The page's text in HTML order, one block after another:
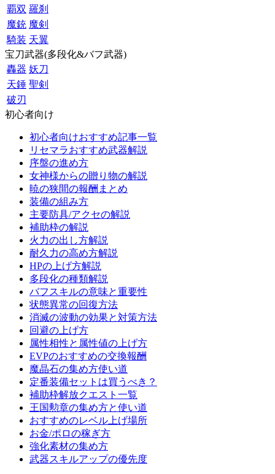
覇双 羅刹
魔銃 魔剣
騎装 天翼
宝刀武器(多段化&バフ武器)
轟器 妖刀
天錘 聖剣
破刃
初心者向け
初心者向けおすすめ記事一覧
リセマラおすすめ武器解説
序盤の進め方
女神様からの贈り物の解説
暁の狭間の報酬まとめ
装備の組み方
主要防具/アクセの解説
補助枠の解説
火力の出し方解説
耐久力の高め方解説
HPの上げ方解説
多段化の種類解説
バフスキルの意味と重要性
状態異常の回復方法
消滅の波動の効果と対策方法
回避の上げ方
属性相性と属性値の上げ方
EVPのおすすめの交換報酬
魔晶石の集め方使い道
定番装備セットは買うべき？
補助枠解放クエスト一覧
王国勲章の集め方と使い道
おすすめのレベル上げ場所
お金/ポロの稼ぎ方
強化素材の集め方
武器スキルアップの優先度